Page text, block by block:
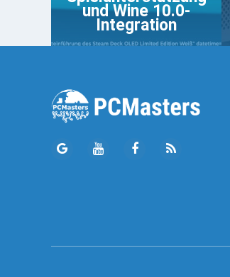
und Wine 10.0-
Integration